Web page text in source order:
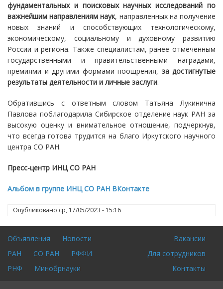
фундаментальных и поисковых научных исследований по
важнейшим направлениям наук, направленных на получение
новых знаний и способствующих технологическому,
экономическому, социальному и духовному развитию
России и региона. Также специалистам, ранее отмеченным
государственными и правительственными наградами,
премиями и другими формами поощрения, за достигнутые
результаты деятельности и личные заслуги.
Обратившись с ответным словом Татьяна Лукинична
Павлова поблагодарила Сибирское отделение наук РАН за
высокую оценку и внимательное отношение, подчеркнув,
что всегда готова трудится на благо Иркутского научного
центра СО РАН.
Пресс-центр ИНЦ СО РАН
Альбом в группе ИНЦ СО РАН ВКонтакте
Опубликовано ср, 17/05/2023 - 15:16
menu
Объявления
Новости
РАН
СО РАН
РФФИ
РНФ
Минобрнауки
Вакансии
Для сотрудников
Контакты